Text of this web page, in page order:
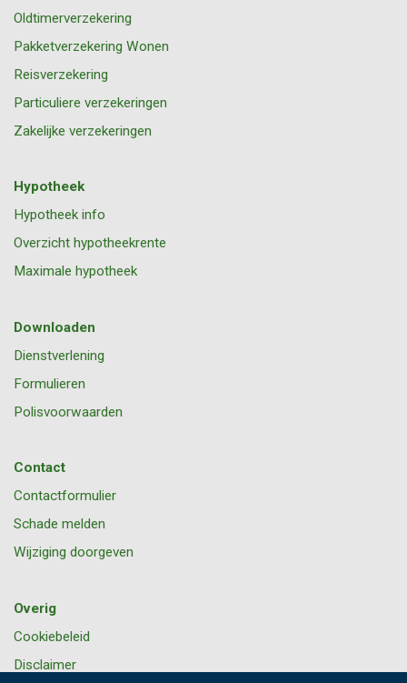
Oldtimerverzekering
Pakketverzekering Wonen
Reisverzekering
Particuliere verzekeringen
Zakelijke verzekeringen
Hypotheek
Hypotheek info
Overzicht hypotheekrente
Maximale hypotheek
Downloaden
Dienstverlening
Formulieren
Polisvoorwaarden
Contact
Contactformulier
Schade melden
Wijziging doorgeven
Overig
Cookiebeleid
Disclaimer